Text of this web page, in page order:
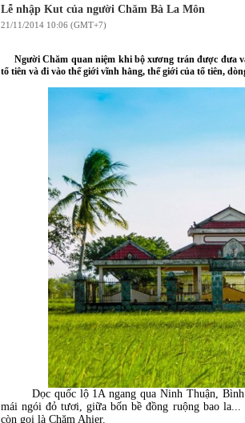
Lễ nhập Kut của người Chăm Bà La Môn
21/11/2014 10:06 (GMT+7)
Người Chăm quan niệm khi bộ xương trán được đưa
tổ tiên và đi vào thế giới vĩnh hằng, thế giới của tổ tiên,
Dọc quốc lộ 1A ngang qua Ninh Thuận, Bình
mái ngói đỏ tươi, giữa bốn bề đồng ruộng bao
còn gọi là Chăm Ahier.